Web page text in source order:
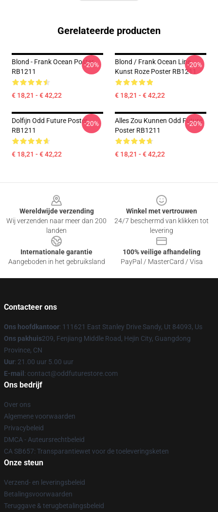
Gerelateerde producten
Blond - Frank Ocean Poster
RB1211
€ 18,21 - € 42,22
-20%
Blond / Frank Ocean Line
Kunst Roze Poster RB1211
€ 18,21 - € 42,22
-20%
Dolfijn Odd Future Poster
RB1211
€ 18,21 - € 42,22
-20%
Alles Zou Kunnen Odd Future
Poster RB1211
€ 18,21 - € 42,22
-20%
Wereldwijde verzending
Wij verzenden naar meer dan 200
landen
Winkel met vertrouwen
24/7 beschermd van klikken tot
levering
Internationale garantie
Aangeboden in het gebruiksland
100% veilige afhandeling
PayPal / MasterCard / Visa
Contacteer ons
Ons hoofdkantoor: 111621 East Stanley Drive Sandy, Ut 84093, Us
Ons pakhuis209, Fenjiang Middle Road, Hejin City, Guangdong
Province, CN
Uur: 21.00 uur 5.00 uur
E-mail : contact@oddfuturestore.com
Ons bedrijf
Over ons
Algemene voorwaarden
Privacybeleid
DMCA - Auteursrechtbeleid
CA SB657: Transparantiewet voor de toeleveringsketen
Onze steun
Verzend- en leveringsbeleid
Betalingsvoorwaarden
Teruggave & terugbetalingsbeleid